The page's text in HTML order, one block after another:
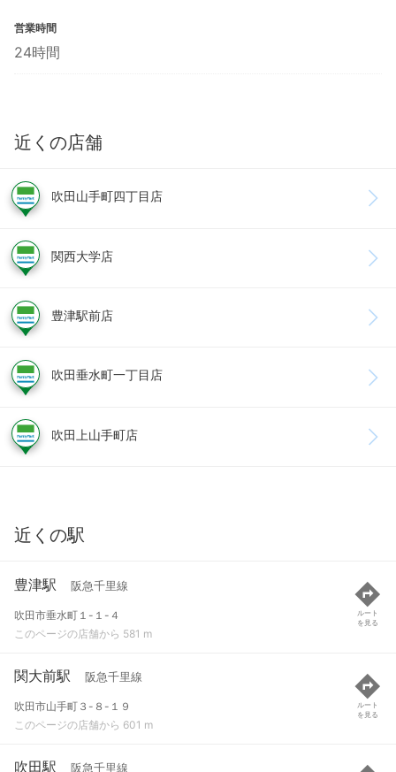
営業時間
24時間
近くの店舗
吹田山手町四丁目店
関西大学店
豊津駅前店
吹田垂水町一丁目店
吹田上山手町店
近くの駅
豊津駅 阪急千里線
吹田市垂水町１-１-４
このページの店舗から 581 m
ルート
を見る
関大前駅 阪急千里線
吹田市山手町３-８-１９
このページの店舗から 601 m
ルート
を見る
吹田駅 阪急千里線